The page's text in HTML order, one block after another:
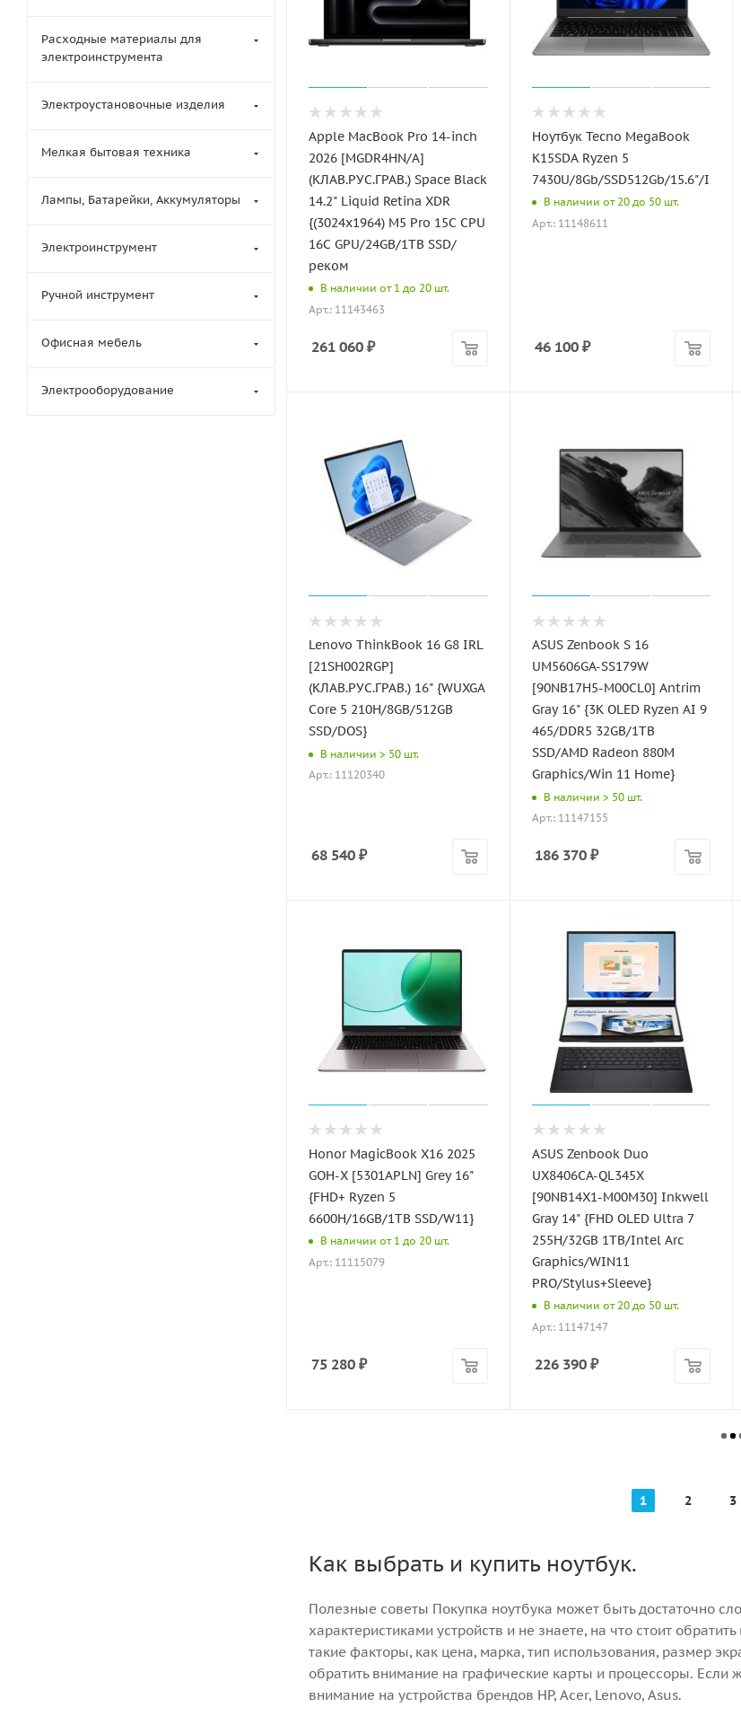
Apple MacBook Pro 14-inch
2026 [MGDR4HN/A]
(КЛАВ.РУС.ГРАВ.) Space Black
14.2" Liquid Retina XDR
{(3024x1964) M5 Pro 15C CPU
16C GPU/24GB/1TB SSD/
реком
В наличии от 1 до 20 шт.
Арт.: 11143463
261 060 ₽
Ноутбук Tecno MegaBook
K15SDA Ryzen 5
7430U/8Gb/SSD512Gb/15.6"/IPS/
В наличии от 20 до 50 шт.
Арт.: 11148611
46 100₽
Lenovo ThinkBook 16 G8 IRL
[21SH002RGP]
(КЛАВ.РУС.ГРАВ.) 16" {WUXGA
Core 5 210H/8GB/512GB
SSD/DOS}
В наличии > 50 шт.
Арт.: 11120340
68 540 ₽
ASUS Zenbook S 16
UM5606GA-SS179W
[90NB17H5-M00CL0] Antrim
Gray 16" {3K OLED Ryzen AI 9
465/DDR5 32GB/1TB
SSD/AMD Radeon 880M
Graphics/Win 11 Home}
В наличии > 50 шт.
Арт.: 11147155
186 370₽
Honor MagicBook X16 2025
GOH-X [5301APLN] Grey 16"
{FHD+ Ryzen 5
6600H/16GB/1TB SSD/W11}
В наличии от 1 до 20 шт.
Арт.: 11115079
75 280 ₽
ASUS Zenbook Duo
UX8406CA-QL345X
[90NB14X1-M00M30] Inkwell
Gray 14" {FHD OLED Ultra 7
255H/32GB 1TB/Intel Arc
Graphics/WIN11
PRO/Stylus+Sleeve}
В наличии от 20 до 50 шт.
Арт.: 11147147
226 390₽
1 2 3
Как выбрать и купить ноутбук.
Полезные советы Покупка ноутбука может быть достаточно
характеристиками устройств и не знаете, на что стоит
такие факторы, как цена, марка, тип использования, размер
обратить внимание на графические карты и процессоры. Если
внимание на устройства брендов HP, Acer, Lenovo, Asus.
Расходные материалы для
электроинструмента
Электроустановочные изделия
Мелкая бытовая техника
Лампы, Батарейки, Аккумуляторы
Электроинструмент
Ручной инструмент
Офисная мебель
Электрооборудование